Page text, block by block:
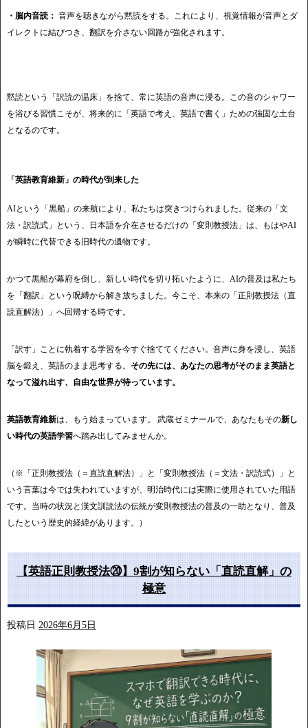
・脳内音読： 音声を聴きながら黙読をする。これにより、視覚情報が音声とダ
イレクトに結びつき、翻訳を介さない回路が強化されます。
黙読という「訳読の温床」を捨て、常に英語の音声に浸る。この音のシャワー
を浴びる習慣こそが、将来的に「英語で考え、英語で書く」ための強固な土台
となるのです。
「英語教育維新」の時代が到来した
AIという「黒船」の来航により、私たちは突きつけられました。従来の「文
法・訳読式」という、日本語を介在させるだけの「変則教授法」は、もはやAI
が瞬時に代替できる旧時代の遺物です。
かつて黒船が幕府を倒し、新しい時代を切り拓いたように、AIの普及は私たち
を「翻訳」という呪縛から解き放ちました。今こそ、本来の「正則教授法（直
読直解法）」へ回帰する時です。
「訳す」ことに執着する学習を今すぐ捨ててください。音声に身を浸し、英語
脳を鍛え、英語のまま思考する。 その先には、あなたの思考がそのまま英語と
なって溢れ出す、自由な世界が待っています。
英語教育維新は、もう始まっています。 武蔵ゼミナールで、あなたもその新し
い時代の英語学習へ踏み出してみませんか。
（※「正則教授法（＝直読直解法）」と「変則教授法（＝文法・訳読式）」と
いう言葉は今では失われていますが、明治時代には実際に使用されていた用語
です。当時の状況と漢文訓読法の伝統が変則教授法の普及の一助となり、普及
したという歴史的経緯があります。）
【英語正則教授法⑳】9割が知らない「直読直解」の
極意
投稿日 2026年6月5日